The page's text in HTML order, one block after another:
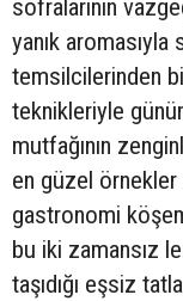
sofralarının
yanık aromasıyla
temsilcilerinden
teknikleriyle
mutfağının
en güzel örnekler
gastronomi
bu iki zamansız
taşıdığı eşsiz